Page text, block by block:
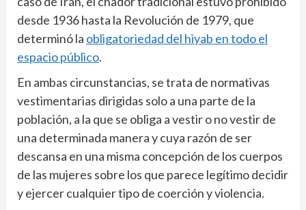
desde 1936 hasta la Revolución de 1979, que
determinó la obligatoriedad del hiyab en todo el
espacio público.
En ambas circunstancias, se trata de normativas
vestimentarias dirigidas solo a una parte de la
población, a la que se obliga a vestir o no vestir de
una determinada manera y cuya razón de ser
descansa en una misma concepción de los cuerpos
de las mujeres sobre los que parece legítimo decidir
y ejercer cualquier tipo de coerción y violencia.